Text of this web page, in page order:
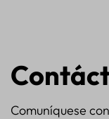
Comuníquese